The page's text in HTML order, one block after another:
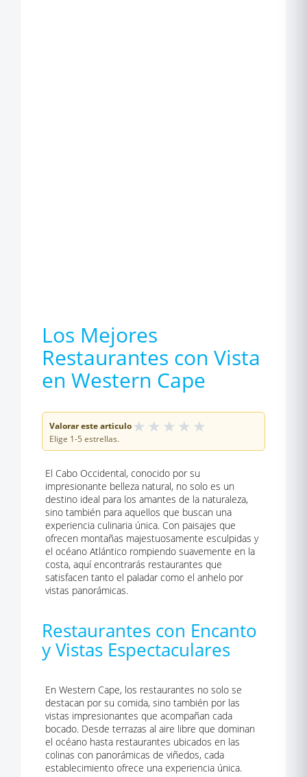
Los Mejores
Restaurantes con Vista
en Western Cape
Valorar este articulo★ ★ ★ ★ ★
Elige 1-5 estrellas.
El Cabo Occidental, conocido por su
impresionante belleza natural, no solo es un
destino ideal para los amantes de la naturaleza,
sino también para aquellos que buscan una
experiencia culinaria única. Con paisajes que
ofrecen montañas majestuosamente esculpidas y
el océano Atlántico rompiendo suavemente en la
costa, aquí encontrarás restaurantes que
satisfacen tanto el paladar como el anhelo por
vistas panorámicas.
Restaurantes con Encanto
y Vistas Espectaculares
En Western Cape, los restaurantes no solo se
destacan por su comida, sino también por las
vistas impresionantes que acompañan cada
bocado. Desde terrazas al aire libre que dominan
el océano hasta restaurantes ubicados en las
colinas con panorámicas de viñedos, cada
establecimiento ofrece una experiencia única.